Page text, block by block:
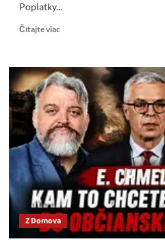
Poplatky...
Čítajte viacRead
Zdravíčko
vám
v
tom
KDH
slúži
?
Len
sa
pýtam
Z Domova